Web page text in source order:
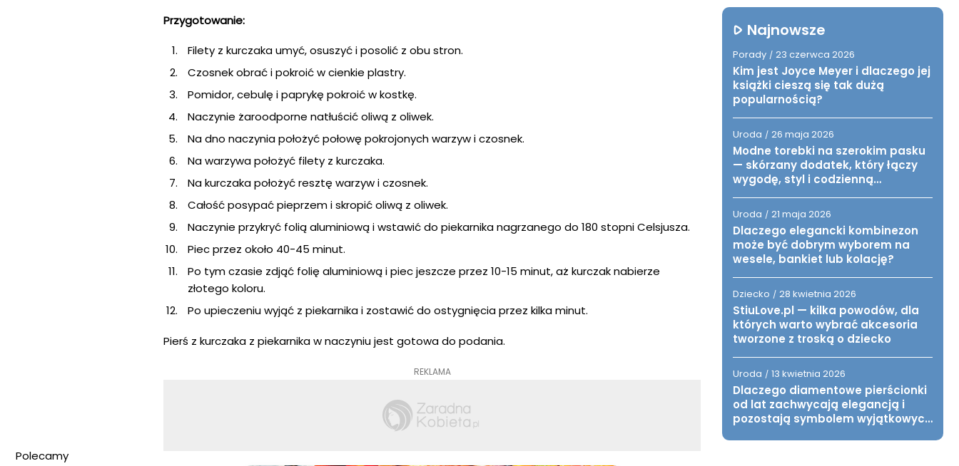
Przygotowanie:
Filety z kurczaka umyć, osuszyć i posolić z obu stron.
Czosnek obrać i pokroić w cienkie plastry.
Pomidor, cebulę i paprykę pokroić w kostkę.
Naczynie żaroodporne natłuścić oliwą z oliwek.
Na dno naczynia położyć połowę pokrojonych warzyw i czosnek.
Na warzywa położyć filety z kurczaka.
Na kurczaka położyć resztę warzyw i czosnek.
Całość posypać pieprzem i skropić oliwą z oliwek.
Naczynie przykryć folią aluminiową i wstawić do piekarnika nagrzanego do 180 stopni Celsjusza.
Piec przez około 40-45 minut.
Po tym czasie zdjąć folię aluminiową i piec jeszcze przez 10-15 minut, aż kurczak nabierze
złotego koloru.
Po upieczeniu wyjąć z piekarnika i zostawić do ostygnięcia przez kilka minut.
Pierś z kurczaka z piekarnika w naczyniu jest gotowa do podania.
REKLAMA
Polecamy
Najnowsze
Porady / 23 czerwca 2026
Kim jest Joyce Meyer i dlaczego jej
książki cieszą się tak dużą
popularnością?
Uroda / 26 maja 2026
Modne torebki na szerokim pasku
— skórzany dodatek, który łączy
wygodę, styl i codzienną
Uroda / 21 maja 2026
Dlaczego elegancki kombinezon
może być dobrym wyborem na
wesele, bankiet lub kolację?
Dziecko / 28 kwietnia 2026
StiuLove.pl — kilka powodów, dla
których warto wybrać akcesoria
tworzone z troską o dziecko
Uroda / 13 kwietnia 2026
Dlaczego diamentowe pierścionki
od lat zachwycają elegancją i
pozostają symbolem wyjątkowych